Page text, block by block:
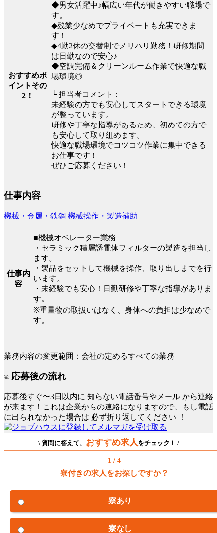
おすすめポ
イントその
2！
◆男女活躍中♪幅広い年代が働きやすい職場で
す。
◆残業少なめでプライベートも充実できま
す！
◆4勤2休の交替制でメリハリ勤務！研修期間
は日勤なので安心♪
◆空調完備＆クリーンルーム作業で快適な職
場環境◎
└ 担当者コメント：
未経験の方でも安心してスタートできる環境
が整っています。
研修や丁寧な指導があるため、初めての方で
も安心して取り組めます。
快適な職場環境でコツコツ作業に集中できる
お仕事です！
ぜひご応募ください！
仕事内容
機械・金属・鉄鋼 機械操作・製造補助
仕事内
容
■機械オペレーター業務
・セラミック積層誘電体フィルターの製造を担当し
ます。
・製品をセットして機械を操作、取り出しまでを行
います。
・未経験でも安心！日勤研修や丁寧な指導がありま
す。
※重量物の取扱いはなく、身体への負担は少なめで
す。
業務内容の変更範囲：会社の定めるすべての業務
応募後の流れ
応募後すぐ〜3日以内に 知らない電話番号やメール から連絡
が来ます！これは企業からの連絡になりますので、もし電話
に出られなかった場合は 必ず折り返してください ！
\ 質問に答えて、 おすすめ求人をチェック！ /
1 / 4
寮付きの求人をお探しですか？
寮あり
寮なし